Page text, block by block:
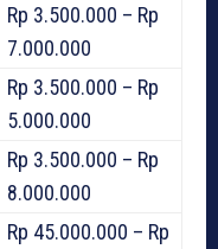
Rp 3.500.000 – Rp
7.000.000
Rp 3.500.000 – Rp
5.000.000
Rp 3.500.000 – Rp
8.000.000
Rp 45.000.000 – Rp